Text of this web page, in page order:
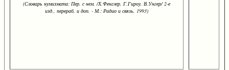
(Словарь нумизмата: Пер. с нем. /Х.Фенглер, Г.Гироу, В.Унгер/ 2-е
изд., перераб. и доп. - М.: Радио и связь, 1993)